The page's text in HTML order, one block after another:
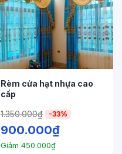
Rèm cửa hạt nhựa cao
cấp
1.350.000₫ -33%
900.000₫
Giảm 450.000₫